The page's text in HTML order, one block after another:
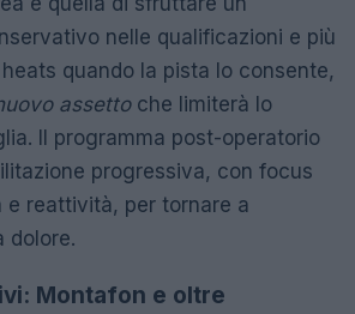
nelle qualificazioni e più
quando la pista lo consente,
assettoche limiterà lo
Il programma post-operatorio
progressiva, con focus
e reattività, per tornare a
dolore.
Montafon e oltre